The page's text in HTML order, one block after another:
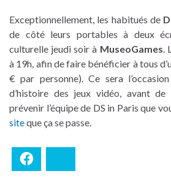
Exceptionnellement, les habitués de
de côté leurs portables à deux
culturelle jeudi soir à MuseoGames.
à 19h, afin de faire bénéficier à tous
€ par personne). Ce sera
d’histoire des jeux vidéo, avant de
prévenir l’équipe de DS in Paris que
siteque ça se passe.